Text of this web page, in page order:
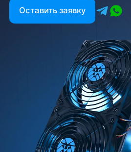
Оставить заявку